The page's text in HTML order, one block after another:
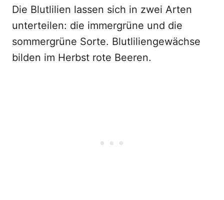
Die Blutlilien lassen sich in zwei Arten
unterteilen: die immergrüne und die
sommergrüne Sorte. Blutliliengewächse
bilden im Herbst rote Beeren.